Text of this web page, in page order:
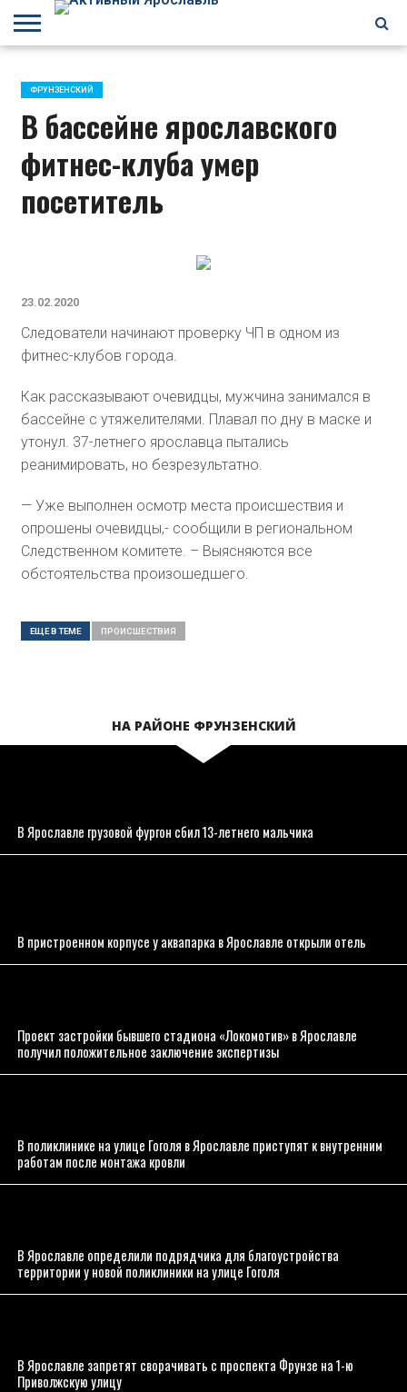
ЗАВОЛГА
КИРОВСКИЙ
НЕФТЕСТРОЙ
ПЕРЕКОП
ПЯТЕРКА
ФРУНЗЕНСКИЙ
ПРОЧЕЕ
ФРУНЗЕНСКИЙ
В бассейне ярославского
фитнес-клуба умер
посетитель
23.02.2020
Следователи начинают проверку ЧП в одном из
фитнес-клубов города.
Как рассказывают очевидцы, мужчина занимался в
бассейне с утяжелителями. Плавал по дну в маске и
утонул. 37-летнего ярославца пытались
реанимировать, но безрезультатно.
— Уже выполнен осмотр места происшествия и
опрошены очевидцы,- сообщили в региональном
Следственном комитете. – Выясняются все
обстоятельства произошедшего.
ЕЩЕ В ТЕМЕ ПРОИСШЕСТВИЯ
НА РАЙОНЕ ФРУНЗЕНСКИЙ
В Ярославле грузовой фургон сбил 13-летнего мальчика
В пристроенном корпусе у аквапарка в Ярославле открыли отель
Проект застройки бывшего стадиона «Локомотив» в Ярославле
получил положительное заключение экспертизы
В поликлинике на улице Гоголя в Ярославле приступят к внутренним
работам после монтажа кровли
В Ярославле определили подрядчика для благоустройства
территории у новой поликлиники на улице Гоголя
В Ярославле запретят сворачивать с проспекта Фрунзе на 1-ю
Приволжскую улицу